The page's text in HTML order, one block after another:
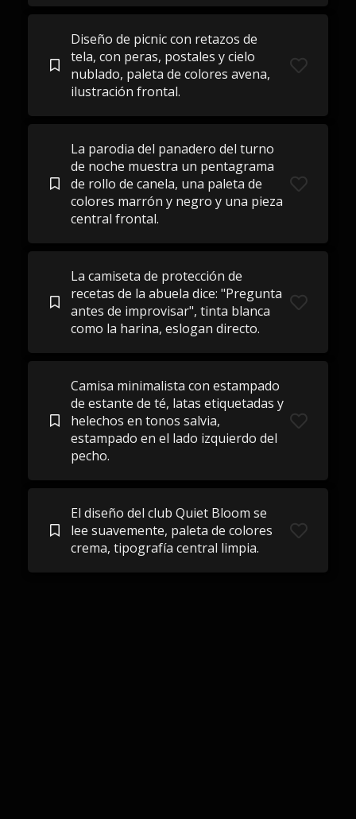
Diseño de picnic con retazos de
tela, con peras, postales y cielo
nublado, paleta de colores avena,
ilustración frontal.
La parodia del panadero del turno
de noche muestra un pentagrama
de rollo de canela, una paleta de
colores marrón y negro y una pieza
central frontal.
La camiseta de protección de
recetas de la abuela dice: "Pregunta
antes de improvisar", tinta blanca
como la harina, eslogan directo.
Camisa minimalista con estampado
de estante de té, latas etiquetadas y
helechos en tonos salvia,
estampado en el lado izquierdo del
pecho.
El diseño del club Quiet Bloom se
lee suavemente, paleta de colores
crema, tipografía central limpia.